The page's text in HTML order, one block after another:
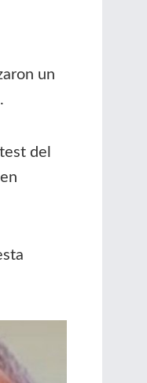
un
del